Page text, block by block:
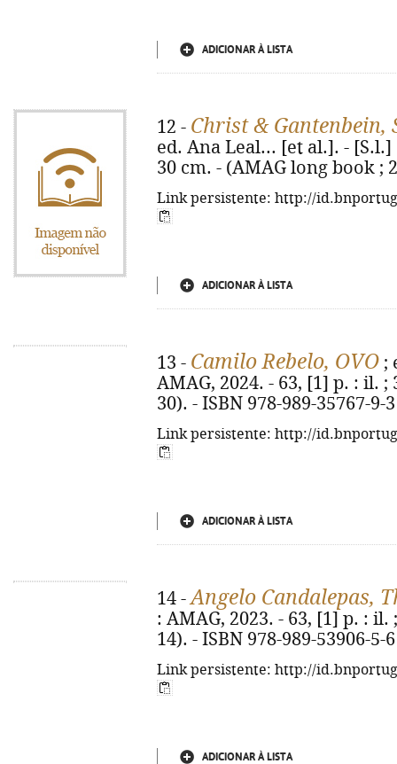
ADICIONAR À LISTA
12 - Christ & Gantenbein,
ed. Ana Leal... [et al.]. - [S.l.]
30 cm. - (AMAG long book ;
Link persistente: http://
ADICIONAR À LISTA
13 - Camilo Rebelo, OVO ;
AMAG, 2024. - 63, [1] p. : il.
30). - ISBN 978-989-35767-9-3
Link persistente: http://
ADICIONAR À LISTA
14 -Angelo Candalepas,
: AMAG, 2023. - 63, [1] p. :
14). - ISBN 978-989-53906-5-6
Link persistente: http://
ADICIONAR À LISTA